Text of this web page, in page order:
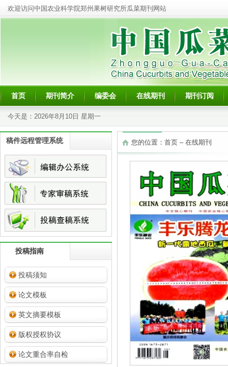
欢迎访问中国农业科学院郑州果树研究所瓜菜期刊网站
首页 期刊简介 编委会 在线期刊 期刊订阅
今天是： 2026年8月10日 星期一
稿件远程管理系统
投稿指南
投稿须知
论文模板
英文摘要模板
版权授权协议
论文重合率自检
您的位置： 首页 – 在线期刊